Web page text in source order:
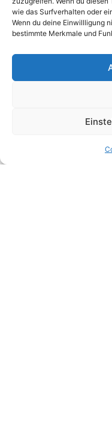
wie das Surfverhalten oder
Wenn du deine Einwillligung
bestimmte Merkmale und
Zurück zur
+49 69 175372470